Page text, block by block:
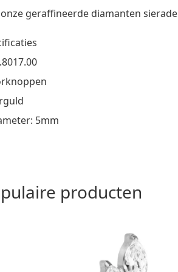
geraffineerde diamanten
5mm
producten